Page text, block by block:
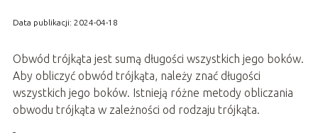
Data publikacji: 2024-04-18
Obwód trójkąta jest sumą długości wszystkich jego boków.
Aby obliczyć obwód trójkąta, należy znać długości
wszystkich jego boków. Istnieją różne metody obliczania
obwodu trójkąta w zależności od rodzaju trójkąta.